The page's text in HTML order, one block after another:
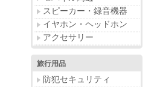
スピーカー・録音機器
イヤホン・ヘッドホン
アクセサリー
旅行用品
防犯セキュリティ